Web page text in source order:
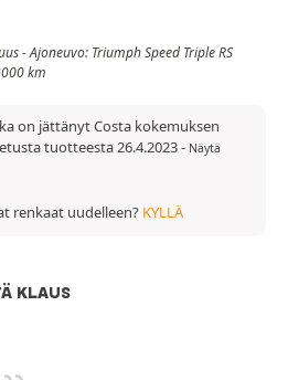
- Ajoneuvo: Triumph Speed Triple RS
km
on jättänyt Costa kokemuksen
tuotteesta 26.4.2023- Näytä
renkaat uudelleen? KYLLÄ
KLAUS